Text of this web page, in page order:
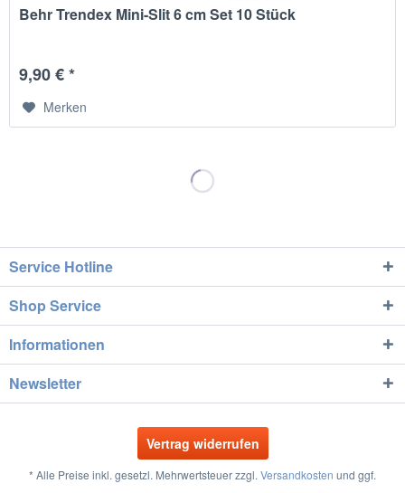
Behr Trendex Mini-Slit 6 cm Set 10 Stück
9,90 € *
Merken
Service Hotline
Shop Service
Informationen
Newsletter
Vertrag widerrufen
* Alle Preise inkl. gesetzl. Mehrwertsteuer zzgl. Versandkosten und ggf.